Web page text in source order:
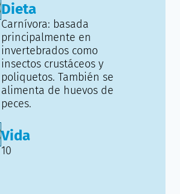
Dieta
Carnívora: basada
principalmente en
invertebrados como
insectos crustáceos y
poliquetos. También se
alimenta de huevos de
peces.
Vida
10